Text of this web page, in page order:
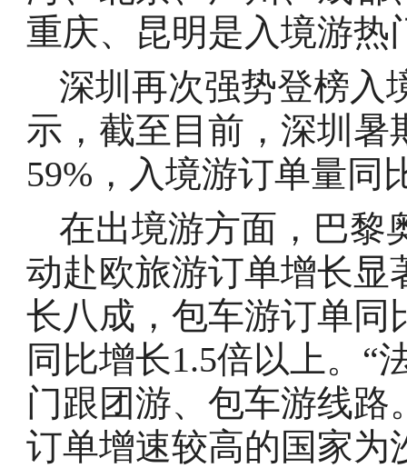
重庆、昆明是入境游热
深圳再次强势登榜入
示，截至目前，深圳暑
59%，入境游订单量同
在出境游方面，巴黎
动赴欧旅游订单增长显
长八成，包车游订单同
同比增长1.5倍以上。“
门跟团游、包车游线
订单增速较高的国家为